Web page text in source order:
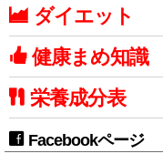
ダイエット
健康まめ知識
栄養成分表
Facebookページ